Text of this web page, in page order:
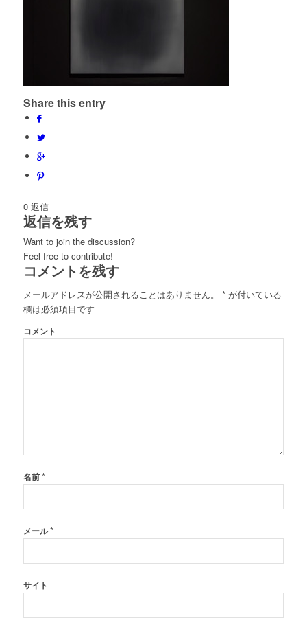
Share this entry
0 返信
返信を残す
Want to join the discussion?
Feel free to contribute!
コメントを残す
メールアドレスが公開されることはありません。 *が付いている
欄は必須項目です
コメント
名前*
メール*
サイト